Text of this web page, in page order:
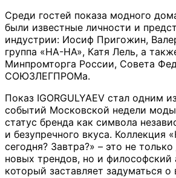
Среди гостей показа модного
были известные личности и
индустрии: Иосиф Пригожин,
группа «НА-НА», Катя Лель, а
Минпромторга России, Совета
СОЮЗЛЕГПРОМа.
Показ IGORGULYAEV стал одним
событий Московской недели
статус бренда как символа
и безупречного вкуса. Коллекция
сегодня? Завтра?» – это не
новых трендов, но и философский
который заставляет задуматься о